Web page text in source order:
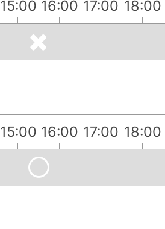
15:00 16:00 17:00 18:00
15:00 16:00 17:00 18:00